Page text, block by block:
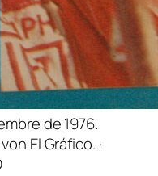
de 1976.
El Gráfico. ·